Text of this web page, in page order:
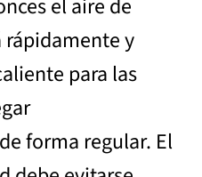
el aire de
y
para las
forma regular. El